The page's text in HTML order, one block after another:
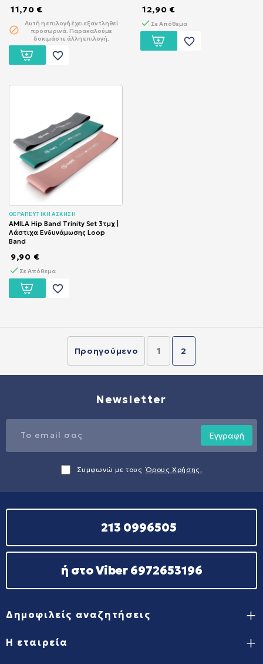
11,70 €
Αυτή η επιλογή έχει εξαντληθεί
προσωρινά. Παρακαλούμε
δοκιμάστε άλλη επιλογή.
favorite_border
12,90 €
Σε Απόθεμα
favorite_border
ΘΕΡΑΠΕΥΤΙΚΗ ΑΣΚΗΣΗ
AMILA Hip Band Trinity Set 3τμχ |
Λάστιχα Ενδυνάμωσης Loop
Band
9,90 €
Σε Απόθεμα
favorite_border
Προηγούμενο 1 2
Newsletter
Εγγραφή
Συμφωνώ με τους Όρους Χρήσης.
213 0996505
ή στο Viber 6972653196
Δημοφιλείς αναζητήσεις
Η εταιρεία